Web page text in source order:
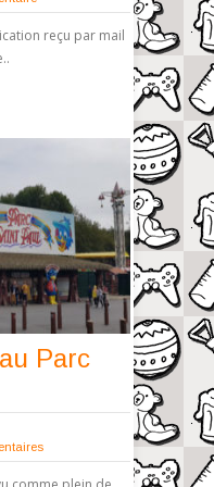
reçu par mail
Parc